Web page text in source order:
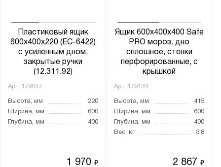
Пластиковый ящик
600х400х220 (ЕС-6422)
с усиленным дном,
закрытые ручки
(12.311.92)
Арт. 179057
Высота, мм
220
Ширина, мм
600
Глубина, мм
400
1 970₽
Ящик 600х400х400 Safe
PRO мороз. дно
сплошное, стенки
перфорированные, с
крышкой
Арт. 179134
Высота, мм
415
Ширина, мм
600
Глубина, мм
400
Вес, кг
3.8
2 867₽